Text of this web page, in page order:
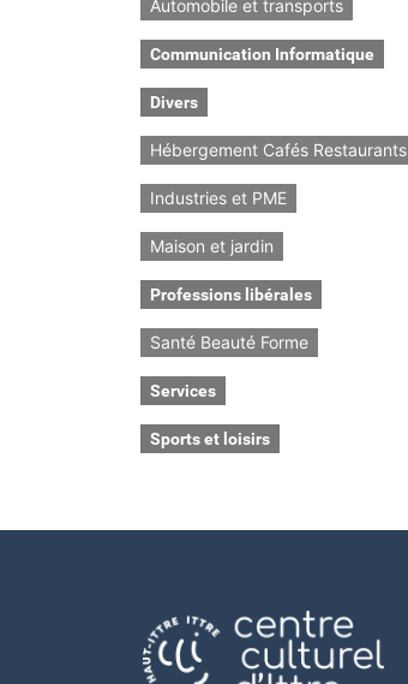
Automobile et transports
Communication Informatique
Divers
Hébergement Cafés Restaurants
Industries et PME
Maison et jardin
Professions libérales
Santé Beauté Forme
Services
Sports et loisirs